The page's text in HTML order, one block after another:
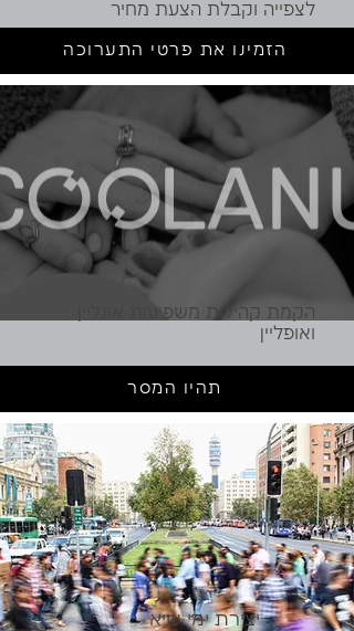
לצפייה וקבלת הצעת מחיר
הזמינו את פרטי התערוכה
הקמת קהילות משפיעות אונליין
ואופליין
תהיו המסר
יצירת ימי שיא